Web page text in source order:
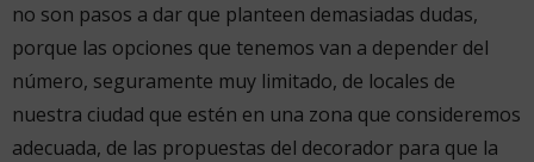
no son pasos a dar que planteen demasiadas dudas,
porque las opciones que tenemos van a depender del
número, seguramente muy limitado, de locales de
nuestra ciudad que estén en una zona que consideremos
adecuada, de las propuestas del decorador para que la